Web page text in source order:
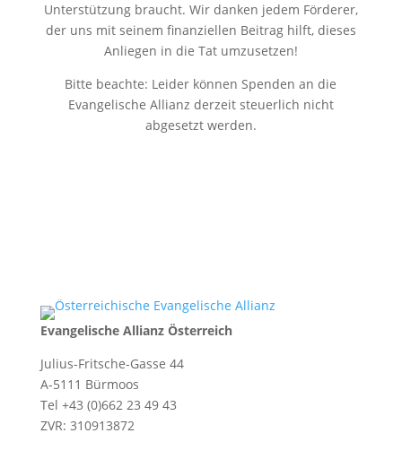
Unterstützung braucht. Wir danken jedem Förderer,
der uns mit seinem finanziellen Beitrag hilft, dieses
Anliegen in die Tat umzusetzen!
Bitte beachte: Leider können Spenden an die
Evangelische Allianz derzeit steuerlich nicht
abgesetzt werden.
Evangelische Allianz Österreich
Julius-Fritsche-Gasse 44
A-5111 Bürmoos
Tel +43 (0)662 23 49 43
ZVR: 310913872